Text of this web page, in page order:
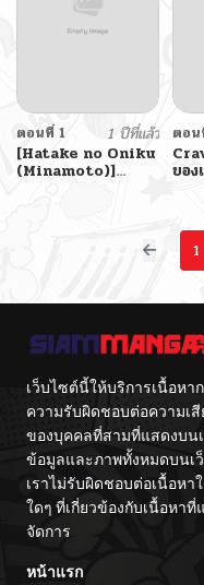
ตอนที่ 1
1 ปีที่แล้ว
[Hatake no Oniku
(Minamoto)]
ตอ
ของ
1
เว็บไซต์นี้ให้บริการเนื้อห
ความรับผิดชอบต่อความเ
ของบุคคลที่สามที่แสดงบน
ข้อมูลและภาพทั้งหมดบนเ
เราไม่รับผิดชอบต่อเนื้อห
ใดๆ ที่เกี่ยวข้องกับเนื้อหา
จัดการ
หน้าแรก